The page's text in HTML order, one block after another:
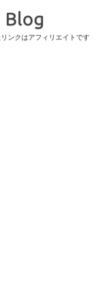
Blog
ンクはアフィリエイトです